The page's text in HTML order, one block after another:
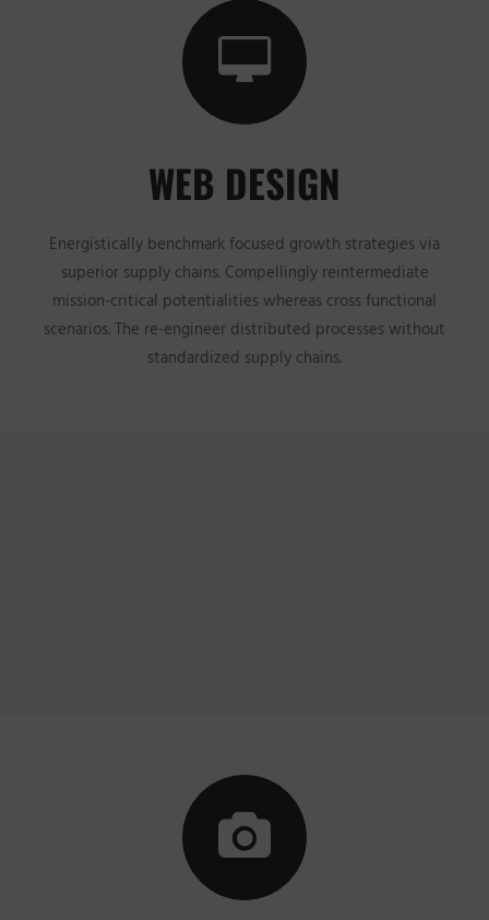
WEB DESIGN
Energistically benchmark focused growth strategies via
superior supply chains. Compellingly reintermediate
mission-critical potentialities whereas cross functional
scenarios. The re-engineer distributed processes without
standardized supply chains.